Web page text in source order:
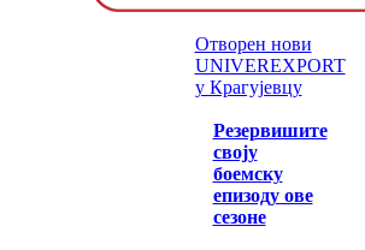
Отворен нови
UNIVEREXPORT
у Крагујевцу
Резервишите
своју
боемску
епизоду ове
сезоне